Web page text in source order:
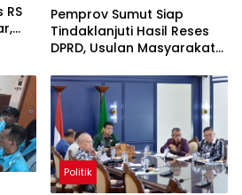
RS
Pemprov Sumut Siap
Tindaklanjuti Hasil Reses
DPRD, Usulan Masyarakat
Berdasarkan Urgensi
Politik